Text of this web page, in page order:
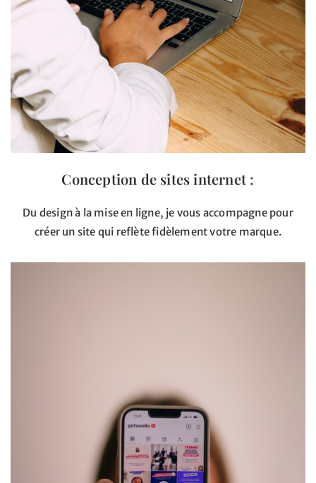
Conception de sites internet :
Du design à la mise en ligne, je vous accompagne pour
créer un site qui reflète fidèlement votre marque.